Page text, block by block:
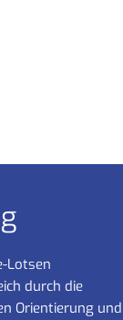
Lotsen
durch die
Orientierung und